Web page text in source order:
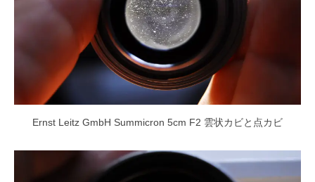
Ernst Leitz GmbH Summicron 5cm F2 雲状カビと点カビ